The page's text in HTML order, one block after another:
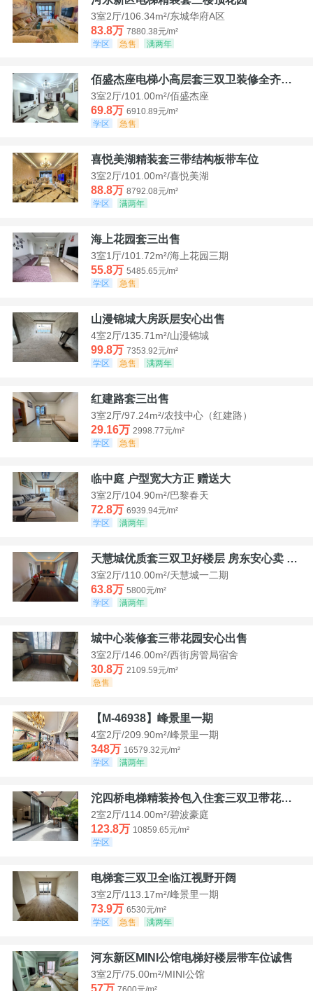
3室2厅/106.34m²/东城华府A区
83.8万 7880.38元/m²
学区
急售 满两年
佰盛杰座电梯小高层套三双卫装修全齐诚意出售
3室2厅/101.00m²/佰盛杰座
69.8万 6910.89元/m²
学区
急售
喜悦美湖精装套三带结构板带车位
3室2厅/101.00m²/喜悦美湖
88.8万 8792.08元/m²
学区
满两年
海上花园套三出售
3室1厅/101.72m²/海上花园三期
55.8万 5485.65元/m²
学区
急售
山漫锦城大房跃层安心出售
4室2厅/135.71m²/山漫锦城
99.8万 7353.92元/m²
学区
急售 满两年
红建路套三出售
3室2厅/97.24m²/农技中心（红建路）
29.16万 2998.77元/m²
学区
急售
临中庭 户型宽大方正 赠送大
3室2厅/104.90m²/巴黎春天
72.8万 6939.94元/m²
学区
满两年
天慧城优质套三双卫好楼层 房东安心卖 价格好谈
3室2厅/110.00m²/天慧城一二期
63.8万 5800元/m²
学区
满两年
城中心装修套三带花园安心出售
3室2厅/146.00m²/西街房管局宿舍
30.8万 2109.59元/m²
急售
【M-46938】峰景里一期
4室2厅/209.90m²/峰景里一期
348万 16579.32元/m²
学区
满两年
沱四桥电梯精装拎包入住套三双卫带花园40平米带车位
2室2厅/114.00m²/碧波豪庭
123.8万 10859.65元/m²
学区
电梯套三双卫全临江视野开阔
3室2厅/113.17m²/峰景里一期
73.9万 6530元/m²
学区
急售 满两年
河东新区MINI公馆电梯好楼层带车位诚售
3室2厅/75.00m²/MINI公馆
57万